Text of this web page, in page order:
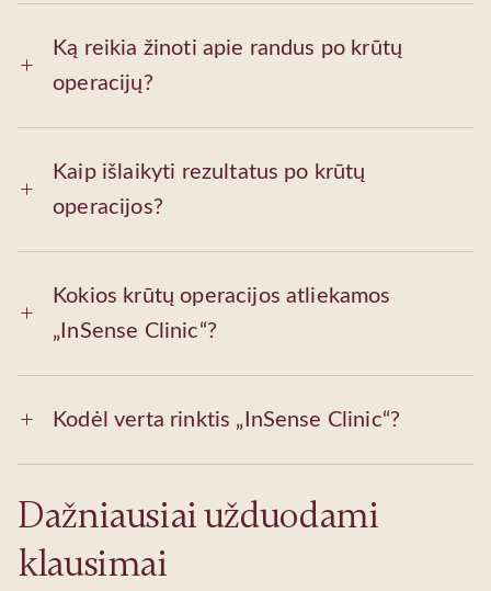
Dažniausiai užduodami
klausimai
Ką reikia žinoti apie randus po krūtų
operacijų?
Kaip išlaikyti rezultatus po krūtų
operacijos?
Kokios krūtų operacijos atliekamos
„InSense Clinic“?
Kodėl verta rinktis „InSense Clinic“?